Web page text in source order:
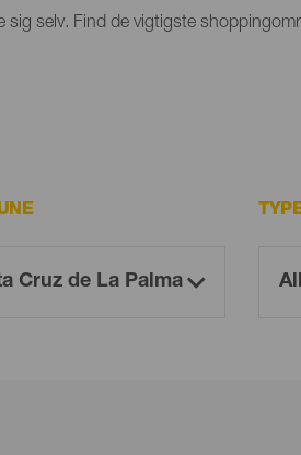
selv. Find de vigtigste